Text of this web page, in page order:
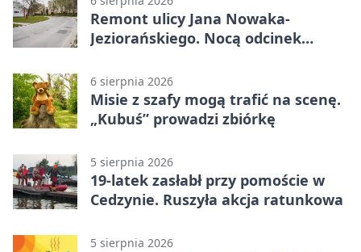
Remont ulicy Jana Nowaka-
Jeziorańskiego. Nocą odcinek
6 sierpnia 2026
Misie z szafy mogą trafić na scenę.
„Kubuś” prowadzi zbiórkę
5 sierpnia 2026
19-latek zasłabł przy pomoście w
Cedzynie. Ruszyła akcja ratunkowa
5 sierpnia 2026